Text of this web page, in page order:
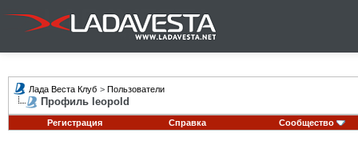
Лада Веста Клуб > Пользователи
Профиль leopold
Регистрация Справка Сообщество